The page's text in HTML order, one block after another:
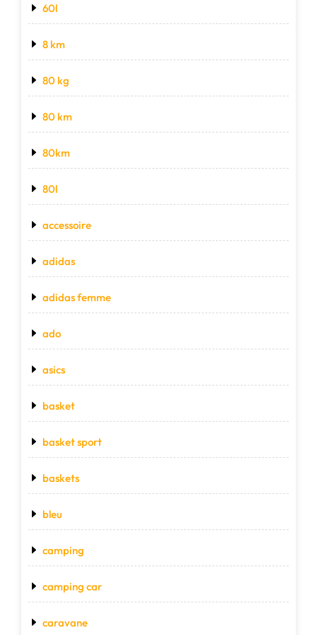
60l
8 km
80 kg
80 km
80km
80l
accessoire
adidas
adidas femme
ado
asics
basket
basket sport
baskets
bleu
camping
camping car
caravane